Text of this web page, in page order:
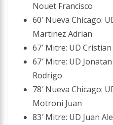
Nouet Francisco
60′ Nueva Chicago:
Martinez Adrian
67′ Mitre: UD
67′ Mitre: UD
Rodrigo
78′ Nueva Chicago:
Motroni Juan
83′ Mitre: UD Juan